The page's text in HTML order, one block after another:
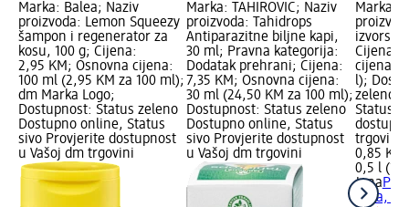
Marka: Balea; Naziv
proizvoda: Lemon Squeezy
šampon i regenerator za
kosu, 100 g; Cijena:
2,95 KM; Osnovna cijena:
100 ml (2,95 KM za 100 ml);
dm Marka Logo;
Dostupnost: Status zeleno
Dostupno online, Status
sivo Provjerite dostupnost
u Vašoj dm trgovini
Marka: TAHIROVIĆ; Naziv
proizvoda: Tahidrops
Antiparazitne biljne kapi,
30 ml; Pravna kategorija:
Dodatak prehrani; Cijena:
7,35 KM; Osnovna cijena:
30 ml (24,50 KM za 100 ml);
Dostupnost: Status zeleno
Dostupno online, Status
sivo Provjerite dostupnost
u Vašoj dm trgovini
Marka:
izvorska
Cijena:
cijena:
l);
zeleno
Status
trgovini
0,85 KM
0,5 l
Jana
voda,